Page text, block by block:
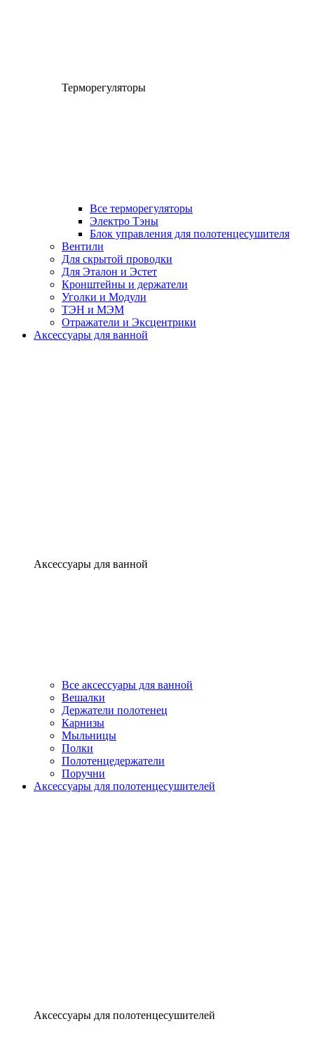
Терморегуляторы
Все терморегуляторы
Электро Тэны
Блок управления для полотенцесушителя
Вентили
Для скрытой проводки
Для Эталон и Эстет
Кронштейны и держатели
Уголки и Модули
ТЭН и МЭМ
Отражатели и Эксцентрики
Аксессуары для ванной
Аксессуары для ванной
Все аксессуары для ванной
Вешалки
Держатели полотенец
Карнизы
Мыльницы
Полки
Полотенцедержатели
Поручни
Аксессуары для полотенцесушителей
Аксессуары для полотенцесушителей